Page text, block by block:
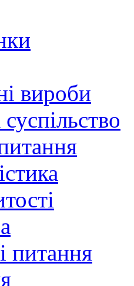
вироби
питання